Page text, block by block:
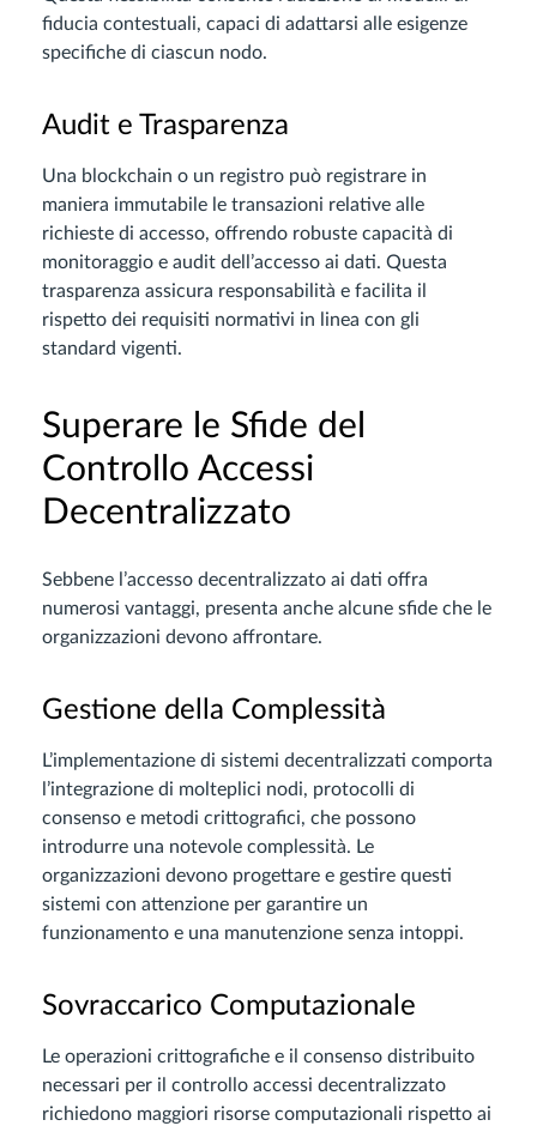
fiducia contestuali, capaci di adattarsi alle esigenze
specifiche di ciascun nodo.
Audit e Trasparenza
Una blockchain o un registro può registrare in
maniera immutabile le transazioni relative alle
richieste di accesso, offrendo robuste capacità di
monitoraggio e audit dell’accesso ai dati. Questa
trasparenza assicura responsabilità e facilita il
rispetto dei requisiti normativi in linea con gli
standard vigenti.
Superare le Sfide del
Controllo Accessi
Decentralizzato
Sebbene l’accesso decentralizzato ai dati offra
numerosi vantaggi, presenta anche alcune sfide che le
organizzazioni devono affrontare.
Gestione della Complessità
L’implementazione di sistemi decentralizzati comporta
l’integrazione di molteplici nodi, protocolli di
consenso e metodi crittografici, che possono
introdurre una notevole complessità. Le
organizzazioni devono progettare e gestire questi
sistemi con attenzione per garantire un
funzionamento e una manutenzione senza intoppi.
Sovraccarico Computazionale
Le operazioni crittografiche e il consenso distribuito
necessari per il controllo accessi decentralizzato
richiedono maggiori risorse computazionali rispetto ai